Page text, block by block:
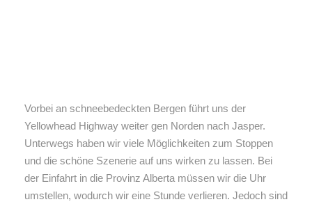
Vorbei an schneebedeckten Bergen führt uns der
Yellowhead Highway weiter gen Norden nach Jasper.
Unterwegs haben wir viele Möglichkeiten zum Stoppen
und die schöne Szenerie auf uns wirken zu lassen. Bei
der Einfahrt in die Provinz Alberta müssen wir die Uhr
umstellen, wodurch wir eine Stunde verlieren. Jedoch sind